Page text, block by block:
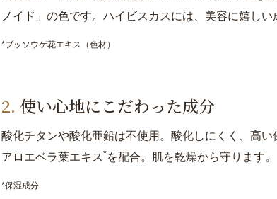
ノイド」の色です。ハイビスカスには、美容に嬉しい
*ブッソウゲ花エキス（色材）
使い心地にこだわった成分
酸化チタンや酸化亜鉛は不使用。酸化しにくく、高
アロエベラ葉エキス*を配合。肌を乾燥から守ります。
*保湿成分